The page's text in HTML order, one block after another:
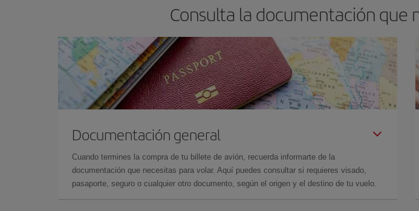
Consulta la documentación que
Documentación general
Cuando termines la compra de tu billete de avión, recuerda informarte de la
documentación que necesitas para volar. Aquí puedes consultar si requieres visado,
pasaporte, seguro o cualquier otro documento, según el origen y el destino de tu vuelo.